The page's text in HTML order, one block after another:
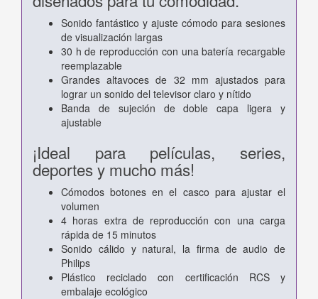
Sonido fantástico y ajuste cómodo para sesiones
de visualización largas
30 h de reproducción con una batería recargable
reemplazable
Grandes altavoces de 32 mm ajustados para
lograr un sonido del televisor claro y nítido
Banda de sujeción de doble capa ligera y
ajustable
¡Ideal para películas, series,
deportes y mucho más!
Cómodos botones en el casco para ajustar el
volumen
4 horas extra de reproducción con una carga
rápida de 15 minutos
Sonido cálido y natural, la firma de audio de
Philips
Plástico reciclado con certificación RCS y
embalaje ecológico